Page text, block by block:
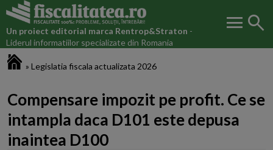
Un proiect editorial marca Rentrop&Straton -
Liderul informatiilor specializate din Romania
menu search
» Legislatia fiscala actualizata 2026
Compensare impozit pe profit. Ce se
intampla daca D101 este depusa
inaintea D100